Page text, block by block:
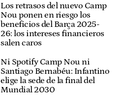
Los retrasos del nuevo Camp
Nou ponen en riesgo los
beneficios del Barça 2025-
26: los intereses financieros
salen caros
Ni Spotify Camp Nou ni
Santiago Bernabéu: Infantino
elige la sede de la final del
Mundial 2030